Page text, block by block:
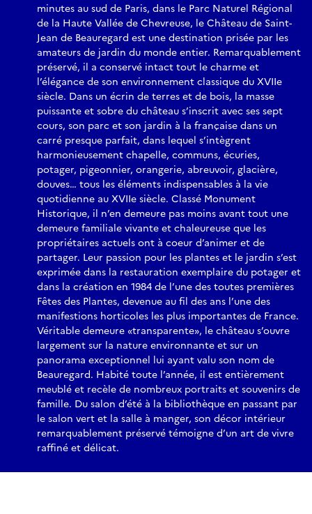
minutes au sud de Paris, dans le Parc Naturel Régional
de la Haute Vallée de Chevreuse, le Château de Saint-
Jean de Beauregard est une destination prisée par les
amateurs de jardin du monde entier. Remarquablement
préservé, il a conservé intact tout le charme et
l’élégance de son environnement classique du XVIIe
siècle. Dans un écrin de terres et de bois, la masse
puissante et sobre du château s’inscrit avec ses sept
cours, son parc et son jardin à la française dans un
carré presque parfait, dans lequel s’intègrent
harmonieusement chapelle, communs, écuries,
potager, pigeonnier, orangerie, abreuvoir, glacière,
douves… tous les éléments indispensables à la vie
quotidienne au XVIIe siècle. Classé Monument
Historique, il n’en demeure pas moins avant tout une
demeure familiale vivante et chaleureuse que les
propriétaires actuels ont à coeur d’animer et de
partager. Leur passion pour les plantes et le jardin s’est
exprimée dans la restauration exemplaire du potager et
dans la création en 1984 de l’une des toutes premières
Fêtes des Plantes, devenue au fil des ans l’une des
manifestions horticoles les plus importantes de France.
Véritable demeure «transparente», le château s’ouvre
largement sur la nature environnante et sur un
panorama exceptionnel lui ayant valu son nom de
Beauregard. Habité toute l’année, il est entièrement
meublé et recèle de nombreux portraits et souvenirs de
famille. Du salon d’été à la bibliothèque en passant par
le salon vert et la salle à manger, son décor intérieur
remarquablement préservé témoigne d’un art de vivre
raffiné et délicat.